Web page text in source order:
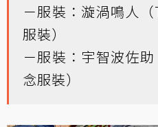
－服裝：漩渦鳴人
服裝）
－服裝：宇智波佐
念服裝）